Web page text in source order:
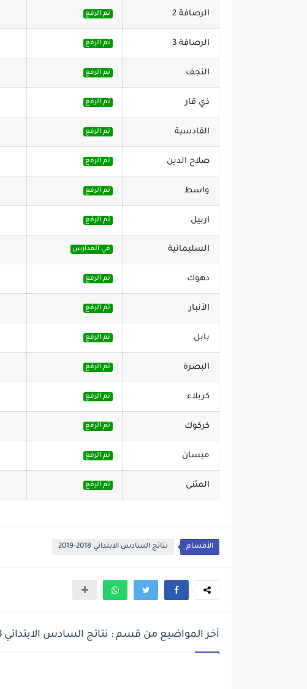
الرصافة 2 تم الرفع
الرصافة 3 تم الرفع
النجف تم الرفع
ذي قار تم الرفع
القادسية تم الرفع
صلاح الدين تم الرفع
واسط تم الرفع
اربيل تم الرفع
السليمانية في المدارس
دهوك تم الرفع
الأنبار تم الرفع
بابل تم الرفع
البصرة تم الرفع
كربلاء تم الرفع
كركوك تم الرفع
ميسان تم الرفع
المثنى تم الرفع
الأقسام نتائج السادس الابتدائي 2018-2019
أخر المواضيع من قسم : نتائج السادس الابتدائي 2018-2019